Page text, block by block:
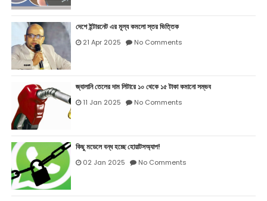
দেশে ইন্টারনেট এর মূল্য কমলো স্তর ভিত্তিক
21 Apr 2025 No Comments
জ্বালানি তেলের দাম লিটারে ১০ থেকে ১৫ টাকা কমানো সম্ভব
11 Jan 2025 No Comments
কিছু মডেলে বন্ধ হচ্ছে হোয়াটসঅ্যাপ!
02 Jan 2025 No Comments